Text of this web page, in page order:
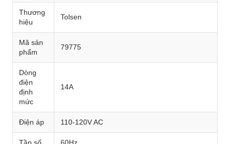
Thương
hiệu
Tolsen
Mã sản
phẩm
79775
Dòng
điện
định
mức
14A
Điện áp 110-120V AC